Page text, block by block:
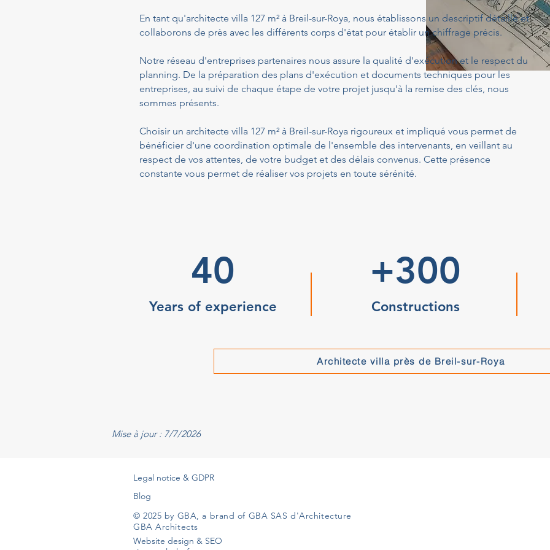
En tant qu'architecte villa 127 m² à Breil-sur-Roya, nous établissons un descriptif détaillé et
collaborons de près avec les différents corps d'état pour établir un chiffrage précis.
Notre réseau d'entreprises partenaires nous assure la qualité d'exécution et le respect du
planning. De la préparation des plans d'exécution et documents techniques pour les
entreprises, au suivi de chaque étape de votre projet jusqu'à la remise des clés, nous
sommes présents.
Choisir un architecte villa 127 m² à Breil-sur-Roya rigoureux et impliqué vous permet de
bénéficier d'une coordination optimale de l'ensemble des intervenants, en veillant au
respect de vos attentes, de votre budget et des délais convenus. Cette présence
constante vous permet de réaliser vos projets en toute sérénité.
40
Years of experience
+300
Constructions
Architecte villa près de Breil-sur-Roya
Mise à jour : 7/7/2026
Legal notice & GDPR
Blog
© 2025 by GBA, a brand of GBA SAS d'Architecture
GBA Architects
Website design & SEO